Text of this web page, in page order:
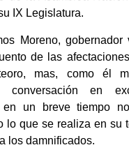
IX Legislatura.
Moreno, gobernador
de las
mas, como él
conversación en
un breve tiempo
lo que se realiza en su
los damnificados.